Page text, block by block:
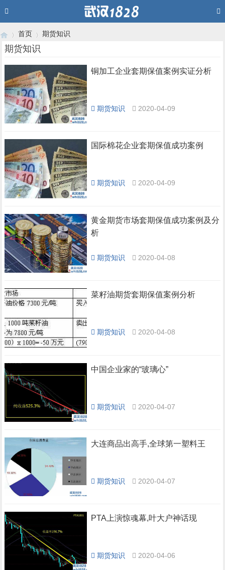
›
首页
›
期货知识
期货知识
铜加工企业套期保值案例实证分析
期货知识 2020-04-09
国际棉花企业套期保值成功案例
期货知识 2020-04-09
黄金期货市场套期保值成功案例及分
析
期货知识 2020-04-08
菜籽油期货套期保值案例分析
期货知识 2020-04-08
中国企业家的“玻璃心”
期货知识 2020-04-07
大连商品出高手,全球第一塑料王
期货知识 2020-04-07
PTA上演惊魂幕,叶大户神话现
期货知识 2020-04-06